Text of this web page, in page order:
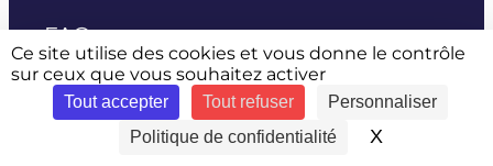
Ce site utilise des cookies et vous donne le contrôle
sur ceux que vous souhaitez activer
Tout accepter Tout refuser
Personnaliser
Politique de confidentialité
XMasquer le
FAQ
Modes et frais de livraison
Moyens de paiement
Pays de livraison
Retourner un article